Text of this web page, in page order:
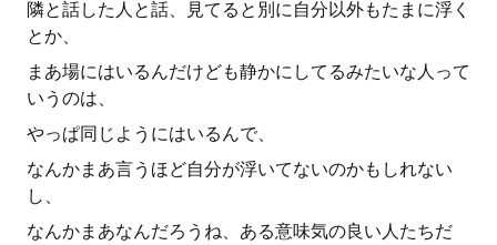
隣と話した人と話、見てると別に自分以外もたまに浮く
とか、
まあ場にはいるんだけども静かにしてるみたいな人って
いうのは、
やっぱ同じようにはいるんで、
なんかまあ言うほど自分が浮いてないのかもしれない
し、
なんかまあなんだろうね、ある意味気の良い人たちだ